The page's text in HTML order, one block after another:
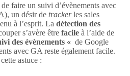
faire un suivi d’évènements avec
), un désir de trackerles sales
à l’esprit. La détection des
s’avère être facile à l’aide de
des évènements « de Google
avec GA reste également facile.
astuce :